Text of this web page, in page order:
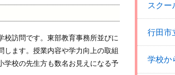
校訪問です。東部教育事務所並びに
ます。授業内容や学力向上の取組
学校の先生方も数名お見えになる予
スクー
行田市
学校か